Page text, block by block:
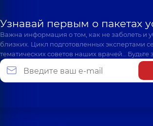
Узнавай первым о пакетах
Важна информация о том, как не заболеть и
близких. Цикл подготовленных экспертами
тематических советов наших врачей… Будьте